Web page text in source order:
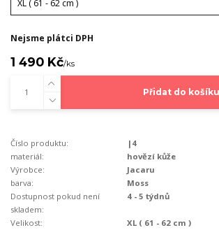
Nejsme plátci DPH
1 490 Kč/ks
Přidat do košíku
Číslo produktu:
|4
materiál:
hovězí kůže
Výrobce:
Jacaru
barva:
Moss
Dostupnost pokud není
skladem:
4 - 5 týdnů
Velikost: XL ( 61 - 62 cm )